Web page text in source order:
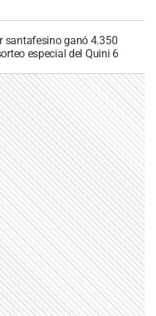
santafesino ganó 4.350
especial del Quini 6